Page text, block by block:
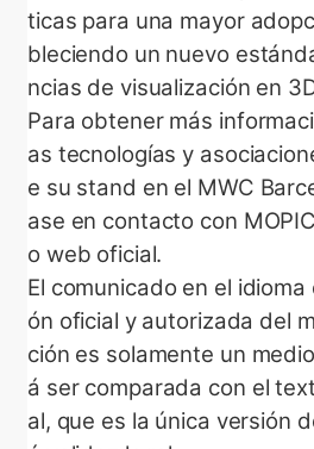
ticas para una mayor
bleciendo un nuevo
ncias de visualización en
Para obtener más
as tecnologías y
e su stand en el MWC
ase en contacto con
o web oficial.
El comunicado en el
ón oficial y autorizada del
ción es solamente un
á ser comparada con el
al, que es la única versión